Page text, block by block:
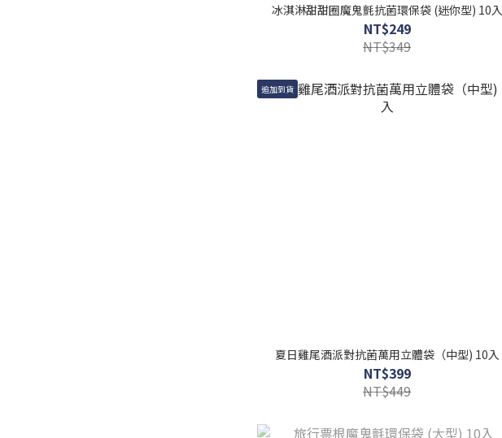
冰淇淋甜甜圈魔鬼氈抗菌環保袋 (迷你型) 10入
NT$249
NT$349
追加到貨
夏日雞尾酒派對抗菌萬用立體袋（中型) 10入
NT$399
NT$449